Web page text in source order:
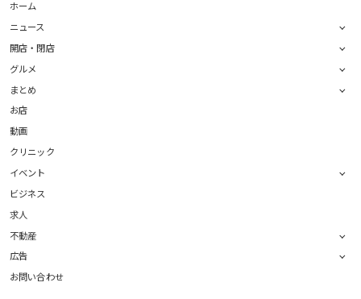
ホーム
ニュース
開店・閉店
グルメ
まとめ
お店
動画
クリニック
イベント
ビジネス
求人
不動産
広告
お問い合わせ